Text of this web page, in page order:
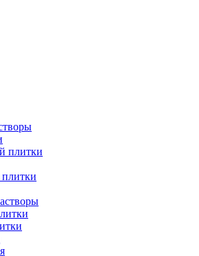
плитки
плитки